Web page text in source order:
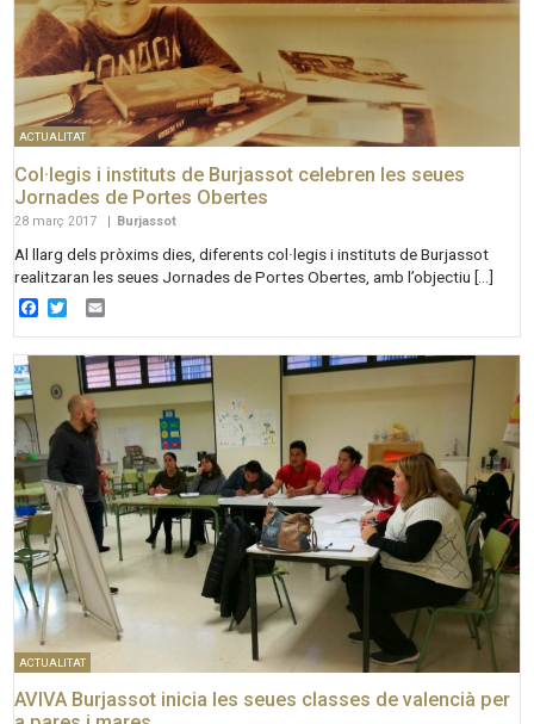
ACTUALITAT
Col·legis i instituts de Burjassot celebren les seues
Jornades de Portes Obertes
28 març 2017 | Burjassot
Al llarg dels pròxims dies, diferents col·legis i instituts de Burjassot
realitzaran les seues Jornades de Portes Obertes, amb l’objectiu […]
Facebook
Twitter
ACTUALITAT
AVIVA Burjassot inicia les seues classes de valencià per